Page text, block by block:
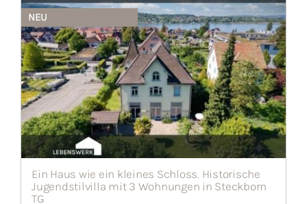
NEU
Ein Haus wie ein kleines Schloss. Historische
Jugendstilvilla mit 3 Wohnungen in Steckborn
TG